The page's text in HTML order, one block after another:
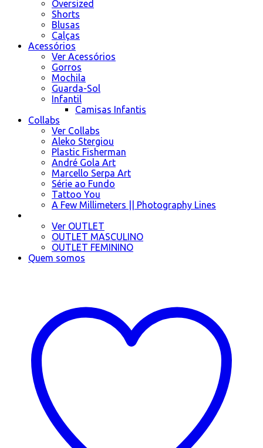
Oversized
Shorts
Blusas
Calças
Acessórios
Ver Acessórios
Gorros
Mochila
Guarda-Sol
Infantil
Camisas Infantis
Collabs
Ver Collabs
Aleko Stergiou
Plastic Fisherman
André Gola Art
Marcello Serpa Art
Série ao Fundo
Tattoo You
A Few Millimeters || Photography Lines
Ver OUTLET
OUTLET MASCULINO
OUTLET FEMININO
Quem somos